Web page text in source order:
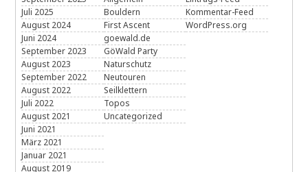
Juli 2025
August 2024
Juni 2024
September 2023
August 2023
September 2022
August 2022
Juli 2022
August 2021
Juni 2021
März 2021
Januar 2021
August 2019
Bouldern
First Ascent
goewald.de
GöWald Party
Naturschutz
Neutouren
Seilklettern
Topos
Uncategorized
Kommentar-Feed
WordPress.org